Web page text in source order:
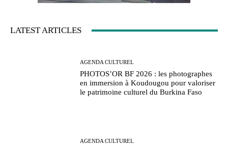
LATEST ARTICLES
AGENDA CULTUREL
PHOTOS’OR BF 2026 : les photographes
en immersion à Koudougou pour valoriser
le patrimoine culturel du Burkina Faso
AGENDA CULTUREL